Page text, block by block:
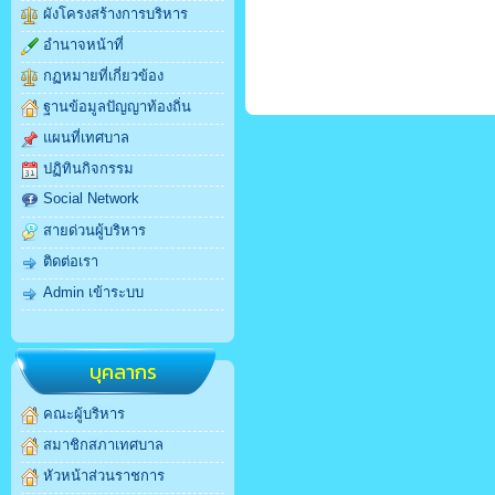
ผังโครงสร้างการบริหาร
อำนาจหน้าที่
กฏหมายที่เกี่ยวข้อง
ฐานข้อมูลปัญญาท้องถิ่น
แผนที่เทศบาล
ปฏิทินกิจกรรม
Social Network
สายด่วนผู้บริหาร
ติดต่อเรา
Admin เข้าระบบ
บุคลากร
คณะผู้บริหาร
สมาชิกสภาเทศบาล
หัวหน้าส่วนราชการ